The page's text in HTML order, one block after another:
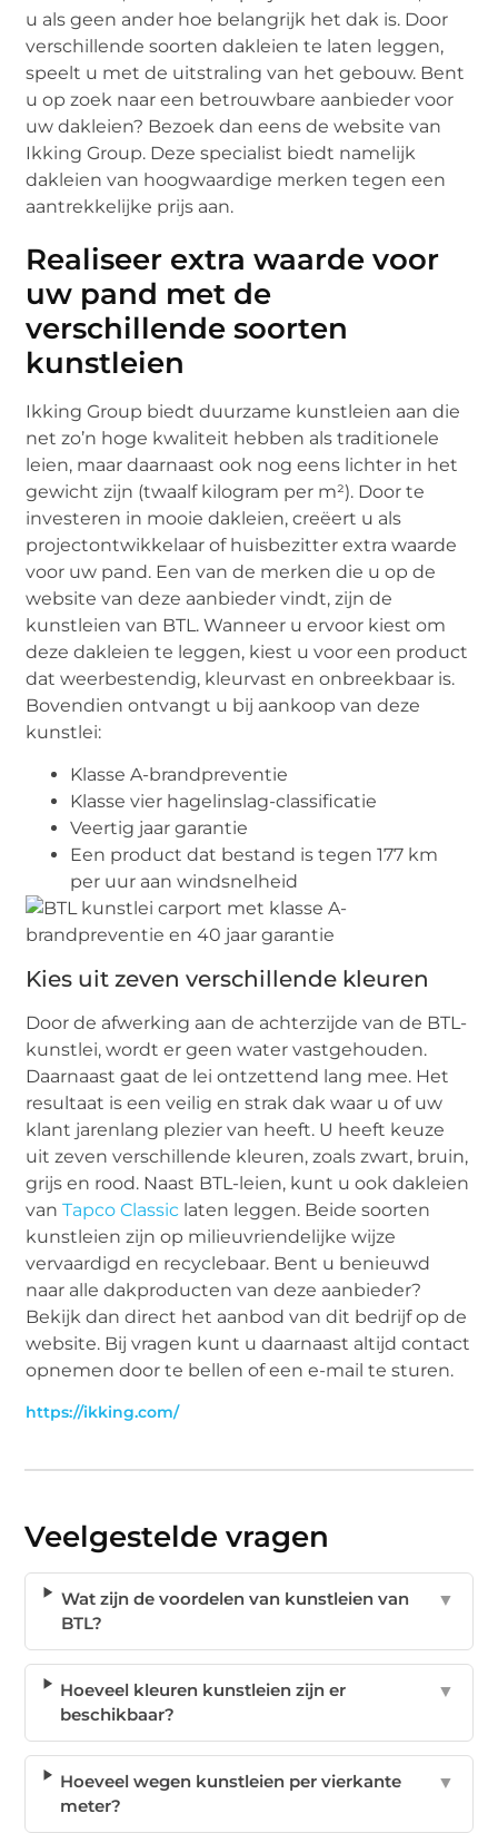
u als geen ander hoe belangrijk het dak is. Door
verschillende soorten dakleien te laten leggen,
speelt u met de uitstraling van het gebouw. Bent
u op zoek naar een betrouwbare aanbieder voor
uw dakleien? Bezoek dan eens de website van
Ikking Group. Deze specialist biedt namelijk
dakleien van hoogwaardige merken tegen een
aantrekkelijke prijs aan.
Realiseer extra waarde voor
uw pand met de
verschillende soorten
kunstleien
Ikking Group biedt duurzame kunstleien aan die
net zo’n hoge kwaliteit hebben als traditionele
leien, maar daarnaast ook nog eens lichter in het
gewicht zijn (twaalf kilogram per m²). Door te
investeren in mooie dakleien, creëert u als
projectontwikkelaar of huisbezitter extra waarde
voor uw pand. Een van de merken die u op de
website van deze aanbieder vindt, zijn de
kunstleien van BTL. Wanneer u ervoor kiest om
deze dakleien te leggen, kiest u voor een product
dat weerbestendig, kleurvast en onbreekbaar is.
Bovendien ontvangt u bij aankoop van deze
kunstlei:
Klasse A-brandpreventie
Klasse vier hagelinslag-classificatie
Veertig jaar garantie
Een product dat bestand is tegen 177 km
per uur aan windsnelheid
Kies uit zeven verschillende kleuren
Door de afwerking aan de achterzijde van de BTL-
kunstlei, wordt er geen water vastgehouden.
Daarnaast gaat de lei ontzettend lang mee. Het
resultaat is een veilig en strak dak waar u of uw
klant jarenlang plezier van heeft. U heeft keuze
uit zeven verschillende kleuren, zoals zwart, bruin,
grijs en rood. Naast BTL-leien, kunt u ook dakleien
vanTapco Classic laten leggen. Beide soorten
kunstleien zijn op milieuvriendelijke wijze
vervaardigd en recyclebaar. Bent u benieuwd
naar alle dakproducten van deze aanbieder?
Bekijk dan direct het aanbod van dit bedrijf op de
website. Bij vragen kunt u daarnaast altijd contact
opnemen door te bellen of een e-mail te sturen.
https://ikking.com/
Veelgestelde vragen
Wat zijn de voordelen van kunstleien van
BTL?
▼
Hoeveel kleuren kunstleien zijn er
beschikbaar?
▼
Hoeveel wegen kunstleien per vierkante
meter?
▼